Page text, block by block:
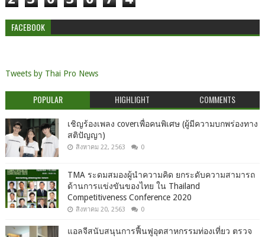
FACEBOOK
Tweets by Thai Pro News
POPULAR HIGHLIGHT COMMENTS
เชิญร้องเพลง coverเพื่อคนพิเศษ (ผู้มีความบกพร่องทาง
สติปัญญา)
สิงหาคม 22, 2563 0
TMA ระดมสมองผู้นำความคิด ยกระดับความสามารถ
ด้านการแข่งขันของไทย ใน Thailand
Competitiveness Conference 2020
สิงหาคม 20, 2563 0
แอลจีสนับสนุนการฟื้นฟูอุตสาหกรรมท่องเที่ยว ตรวจ